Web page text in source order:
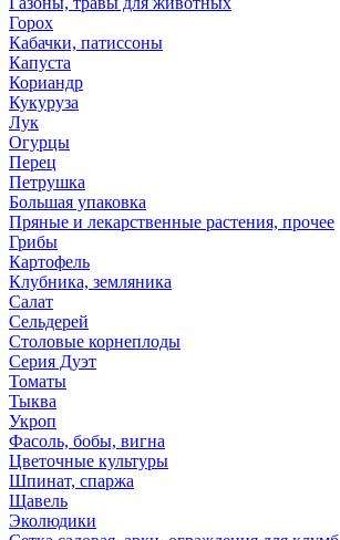
Горох
Кабачки, патиссоны
Капуста
Кориандр
Кукуруза
Лук
Огурцы
Перец
Петрушка
Большая упаковка
Пряные и лекарственные растения, прочее
Грибы
Картофель
Клубника, земляника
Салат
Сельдерей
Столовые корнеплоды
Серия Дуэт
Томаты
Тыква
Укроп
Фасоль, бобы, вигна
Цветочные культуры
Шпинат, спаржа
Щавель
Эколюдики